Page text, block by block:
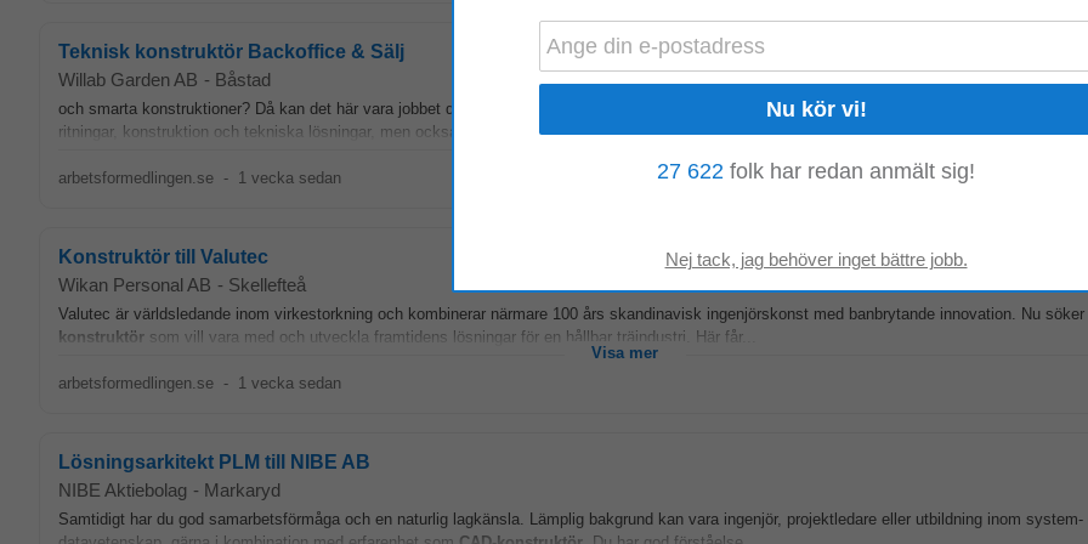
Teknisk konstruktör Backoffice & Sälj
Willab Garden AB - Båstad
och smarta konstruktioner? Då kan det här vara jobbet du inte visste att du letade efter. Vi söker en tekniskt skicklig problemlösare. Någon som
ritningar, konstruktion och tekniska lösningar, men också tycker om att träffa människor...
arbetsformedlingen.se - 1 vecka sedan
Konstruktör till Valutec
Wikan Personal AB - Skellefteå
Valutec är världsledande inom virkestorkning och kombinerar närmare 100 års skandinavisk ingenjörskonst med banbrytande innovation. Nu
konstruktör som vill vara med och utveckla framtidens lösningar för en hållbar träindustri. Här får...
Visa mer
arbetsformedlingen.se - 1 vecka sedan
Lösningsarkitekt PLM till NIBE AB
NIBE Aktiebolag - Markaryd
Samtidigt har du god samarbetsförmåga och en naturlig lagkänsla. Lämplig bakgrund kan vara ingenjör, projektledare eller utbildning inom system-
27 622 folk har redan anmält sig!